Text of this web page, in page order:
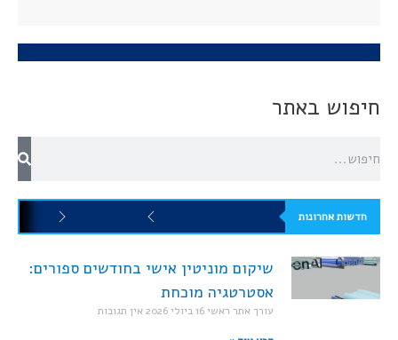
חיפוש באתר
חדשות אחרונות
שיקום מוניטין אישי בחודשים ספורים:
אסטרטגיה מוכחת
עורך אתר ראשי16 ביולי 2026 אין תגובות